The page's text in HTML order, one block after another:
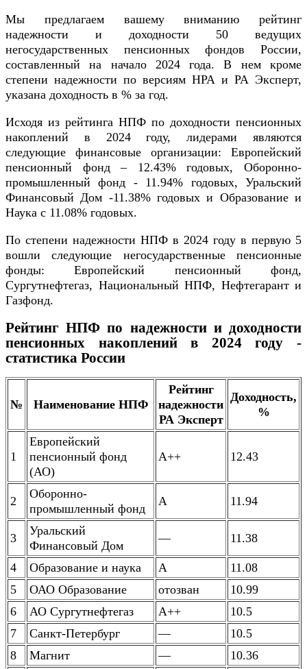
Мы предлагаем вашему вниманию рейтинг
надежности и доходности 50 ведущих
негосударственных пенсионных фондов России,
составленный на начало 2024 года. В нем кроме
степени надежности по версиям НРА и РА Эксперт,
указана доходность в % за год.
Исходя из рейтинга НПФ по доходности пенсионных
накоплений в 2024 году, лидерами являются
следующие финансовые организации: Европейский
пенсионный фонд – 12.43% годовых, Оборонно-
промышленный фонд - 11.94% годовых, Уральский
Финансовый Дом -11.38% годовых и Образование и
Наука с 11.08% годовых.
По степени надежности НПФ в 2024 году в первую 5
вошли следующие негосударственные пенсионные
фонды: Европейский пенсионный фонд,
Сургутнефтегаз, Национальный НПФ, Нефтегарант и
Газфонд.
Рейтинг НПФ по надежности и доходности
пенсионных накоплений в 2024 году -
статистика России
№ Наименование НПФ
Рейтинг
надежности
РА Эксперт
Доходность,
%
1
Европейский
пенсионный фонд
(АО)
A++ 12.43
2
Оборонно-
промышленный фонд
А 11.94
3
Уральский
Финансовый Дом
— 11.38
4 Образование и наука А
11.08
5
ОАО Образование отозван
10.99
6
АО Сургутнефтегаз А++
10.5
7
Санкт-Петербург —
10.5
8
Магнит — 10.36